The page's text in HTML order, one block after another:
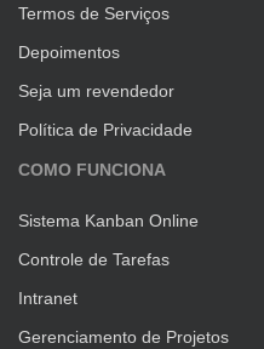
Termos de Serviços
Depoimentos
Seja um revendedor
Política de Privacidade
COMO FUNCIONA
Sistema Kanban Online
Controle de Tarefas
Intranet
Gerenciamento de Projetos